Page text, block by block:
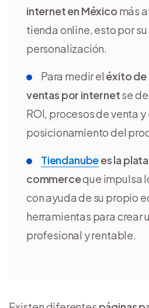
internet en México más
tienda online, esto por
personalización.
Para medir el éxito de
ventas por internetse
ROI, procesos de venta y
posicionamiento del
Tiendanubees la
commerceque impulsa
con ayuda de su propio
herramientas para crear
profesional y rentable.